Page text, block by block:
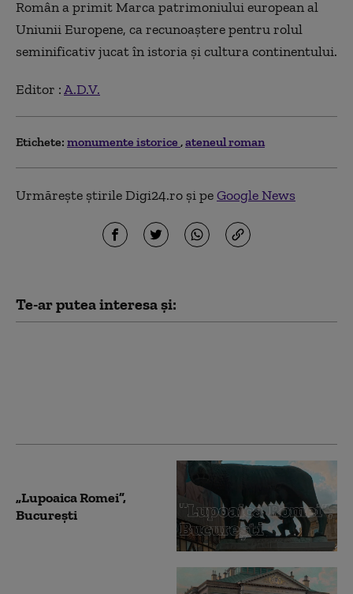
Român a primit Marca patrimoniului european al
Uniunii Europene, ca recunoaștere pentru rolul
seminificativ jucat în istoria și cultura continentului.
Editor :A.D.V.
Etichete: monumente istorice ateneul roman
Urmărește știrile Digi24.ro și peGoogle News
Te-ar putea interesa și:
„Lupoaica Romei”,
București